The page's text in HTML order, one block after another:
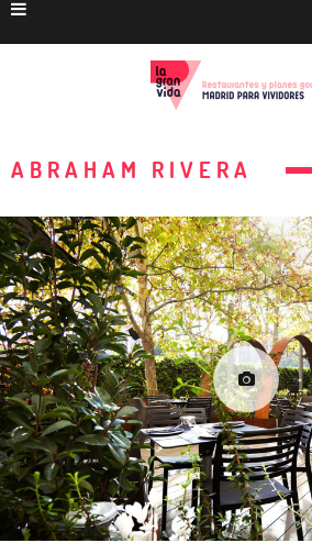
ABRAHAM RIVERA